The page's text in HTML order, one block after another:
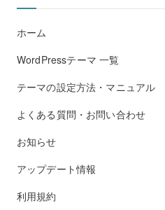
ホーム
WordPressテーマ 一覧
テーマの設定方法・マニュアル
よくある質問・お問い合わせ
お知らせ
アップデート情報
利用規約